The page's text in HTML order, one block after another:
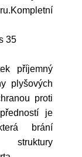
35
příjemný
plyšových
proti
je
brání